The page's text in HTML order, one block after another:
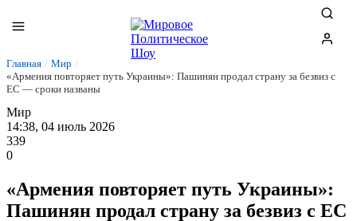
Главная / Мир /
«Армения повторяет путь Украины»: Пашинян продал страну за безвиз с
ЕС — сроки названы
Мир
14:38, 04 июль 2026
339
0
«Армения повторяет путь Украины»:
Пашинян продал страну за безвиз с ЕС